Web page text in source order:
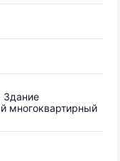
Здание
многоквартирный